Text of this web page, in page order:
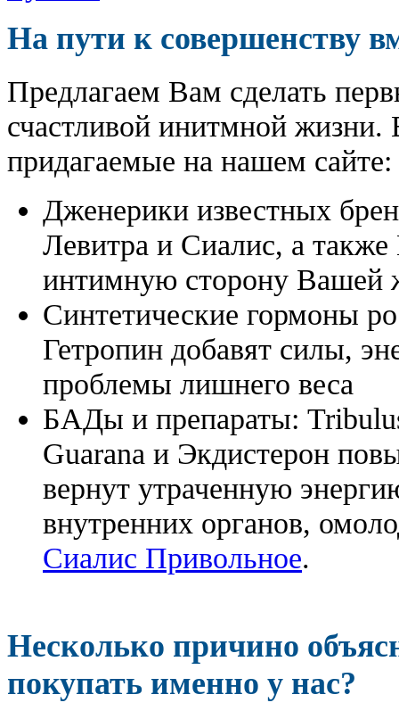
На пути к совершенству
Предлагаем Вам сделать
счастливой инитмной жизни.
придагаемые на нашем сайте:
Дженерики известных
Левитра и Сиалис, а
интимную сторону Вашей
Синтетические гормоны
Гетропин добавят силы,
проблемы лишнего веса
БАДы и препараты:
Guarana и Экдистерон
вернут утраченную
внутренних органов,
Сиалис Привольное.
Несколько причино
покупать именно у нас?